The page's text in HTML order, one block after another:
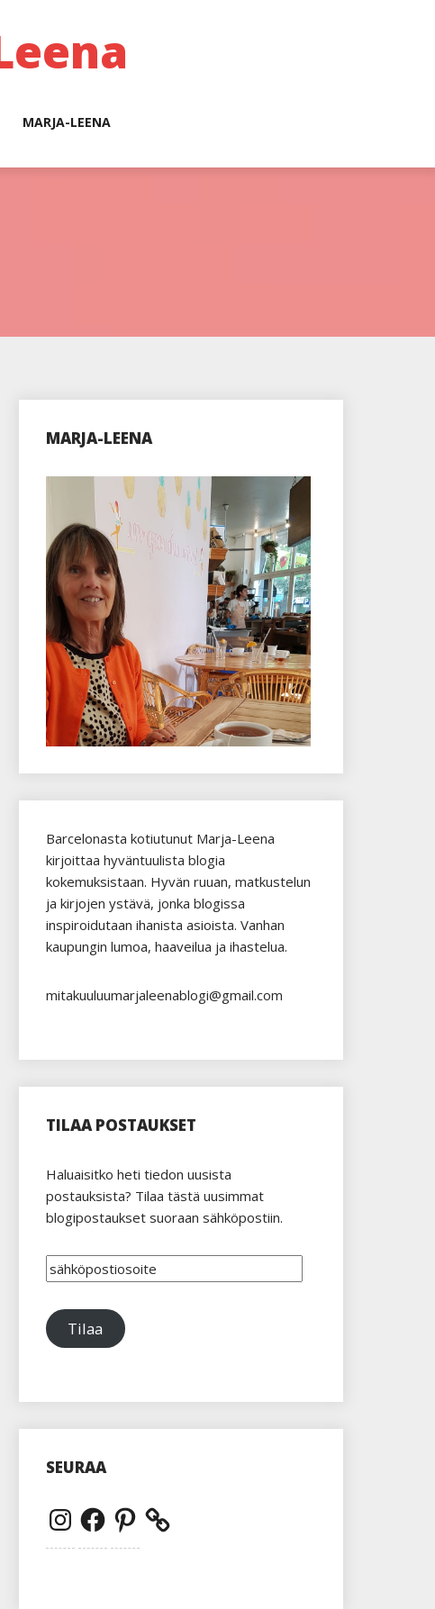
MARJA-LEENA
MARJA-LEENA
Barcelonasta kotiutunut Marja-Leena
kirjoittaa hyväntuulista blogia
kokemuksistaan. Hyvän ruuan, matkustelun
ja kirjojen ystävä, jonka blogissa
inspiroidutaan ihanista asioista. Vanhan
kaupungin lumoa, haaveilua ja ihastelua.
mitakuuluumarjaleenablogi@gmail.com
TILAA POSTAUKSET
Haluaisitko heti tiedon uusista
postauksista? Tilaa tästä uusimmat
blogipostaukset suoraan sähköpostiin.
sähköpostiosoite
Tilaa
SEURAA
InstagramFacebookPinterest